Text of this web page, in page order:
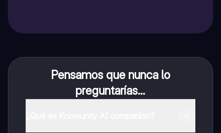
Pensamos que nunca lo
preguntarías...